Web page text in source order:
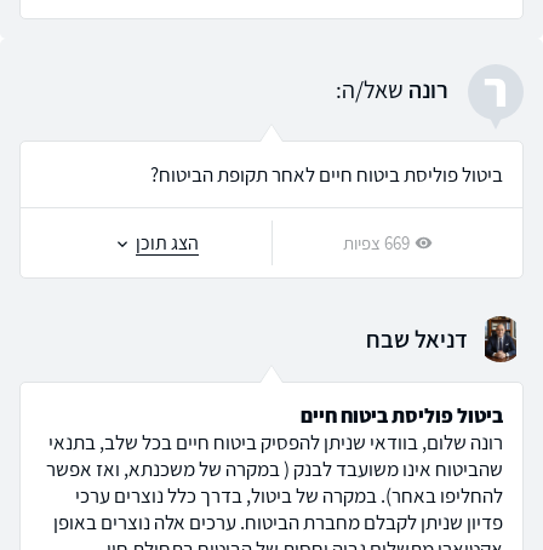
ר רונה שאל/ה:
ביטול פוליסת ביטוח חיים לאחר תקופת הביטוח?
669 צפיות הצג תוכן
דניאל שבח
ביטול פוליסת ביטוח חיים
רונה שלום, בוודאי שניתן להפסיק ביטוח חיים בכל שלב, בתנאי
שהביטוח אינו משועבד לבנק ( במקרה של משכנתא, ואז אפשר
להחליפו באחר). במקרה של ביטול, בדרך כלל נוצרים ערכי
פדיון שניתן לקבלם מחברת הביטוח. ערכים אלה נוצרים באופן